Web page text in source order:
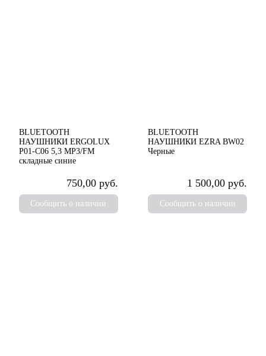
BLUETOOTH
НАУШНИКИ ERGOLUX
P01-C06 5,3 MP3/FM
складные синие
750,00 руб.
Сообщить о наличии
BLUETOOTH
НАУШНИКИ EZRA BW02
Черные
1 500,00 руб.
Сообщить о наличии